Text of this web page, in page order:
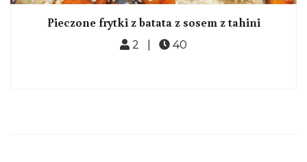
Pieczone frytki z batata z sosem z tahini
2 | 40